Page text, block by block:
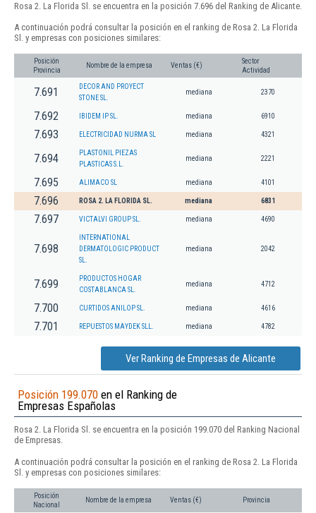
Rosa 2. La Florida Sl. se encuentra en la posición 7.696 del Ranking de Alicante.
A continuación podrá consultar la posición en el ranking de Rosa 2. La Florida
Sl. y empresas con posiciones similares:
Posición
Provincia
Nombre de la empresa Ventas (€)
Sector
Actividad
7.691
DECOR AND PROYECT
STONE SL.
mediana 2370
7.692 IBIDEM IP SL. mediana 6910
7.693 ELECTRICIDAD NURMA SL mediana 4321
7.694
PLASTONIL PIEZAS
PLASTICAS S.L.
mediana 2221
7.695 ALIMACO SL mediana 4101
7.696 ROSA 2. LA FLORIDA SL. mediana 6831
7.697 VICTALVI GROUP SL. mediana 4690
7.698
INTERNATIONAL
DERMATOLOGIC PRODUCT
SL.
mediana 2042
7.699
PRODUCTOS HOGAR
COSTABLANCA SL.
mediana 4712
7.700 CURTIDOS ANILOP SL. mediana 4616
7.701 REPUESTOS MAYDEK SLL. mediana 4782
Ver Ranking de Empresas de Alicante
Posición 199.070 en el Ranking de
Empresas Españolas
Rosa 2. La Florida Sl. se encuentra en la posición 199.070 del Ranking Nacional
de Empresas.
A continuación podrá consultar la posición en el ranking de Rosa 2. La Florida
Sl. y empresas con posiciones similares:
Posición
Nacional
Nombre de la empresa Ventas (€) Provincia